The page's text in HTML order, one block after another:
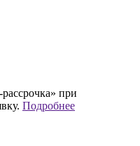
при
Подробнее